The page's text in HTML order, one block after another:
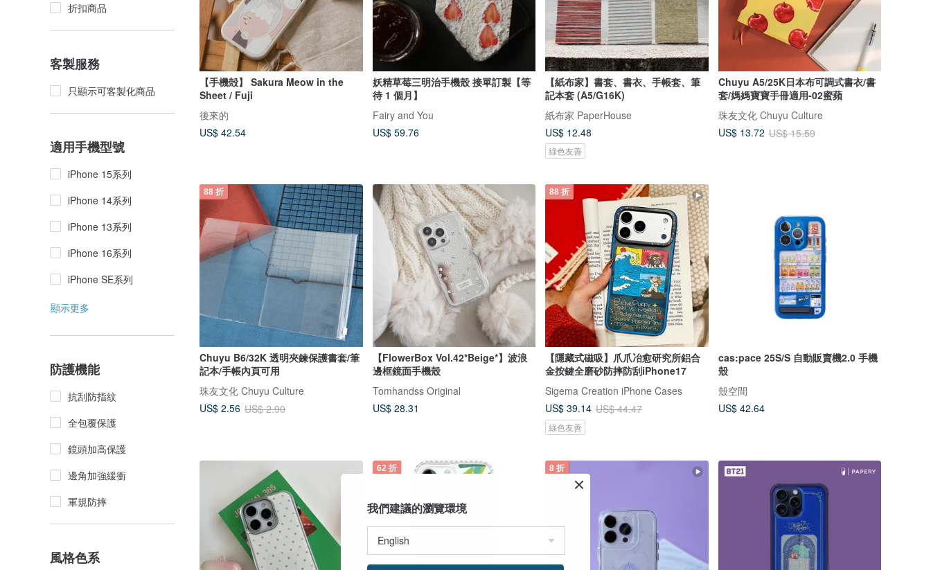
折扣商品
客製服務
只顯示可客製化商品
適用手機型號
iPhone 15系列
iPhone 14系列
iPhone 13系列
iPhone 16系列
iPhone SE系列
顯示更多
防護機能
抗刮防指紋
全包覆保護
鏡頭加高保護
邊角加強緩衝
軍規防摔
風格色系
【手機殻】 Sakura Meow in the
Sheet / Fuji
後來的
US$ 42.54
妖精草莓三明治手機殼 接單訂製【等
待 1 個月】
Fairy and You
US$ 59.76
【紙布家】書套、書衣、手帳套、筆
記本套 (A5/G16K)
紙布家 PaperHouse
US$ 12.48
綠色友善
Chuyu A5/25K日本布可調式書衣/書
套/媽媽寶寶手冊適用-02蜜蘋
珠友文化 Chuyu Culture
US$ 13.72 US$ 15.59
88 折
Chuyu B6/32K 透明夾鍊保護書套/筆
記本/手帳內頁可用
珠友文化 Chuyu Culture
US$ 2.56 US$ 2.90
【FlowerBox Vol.42*Beige*】波浪
邊框鏡面手機殼
Tomhandss Original
US$ 28.31
88 折
【隱藏式磁吸】爪爪冶愈研究所鋁合
金按鍵全磨砂防摔防刮iPhone17
Sigema Creation iPhone Cases
US$ 39.14 US$ 44.47
綠色友善
cas:pace 25S/S 自動販賣機2.0 手機
殼
殼空間
US$ 42.64
62 折 8 折
我們建議的瀏覽環境